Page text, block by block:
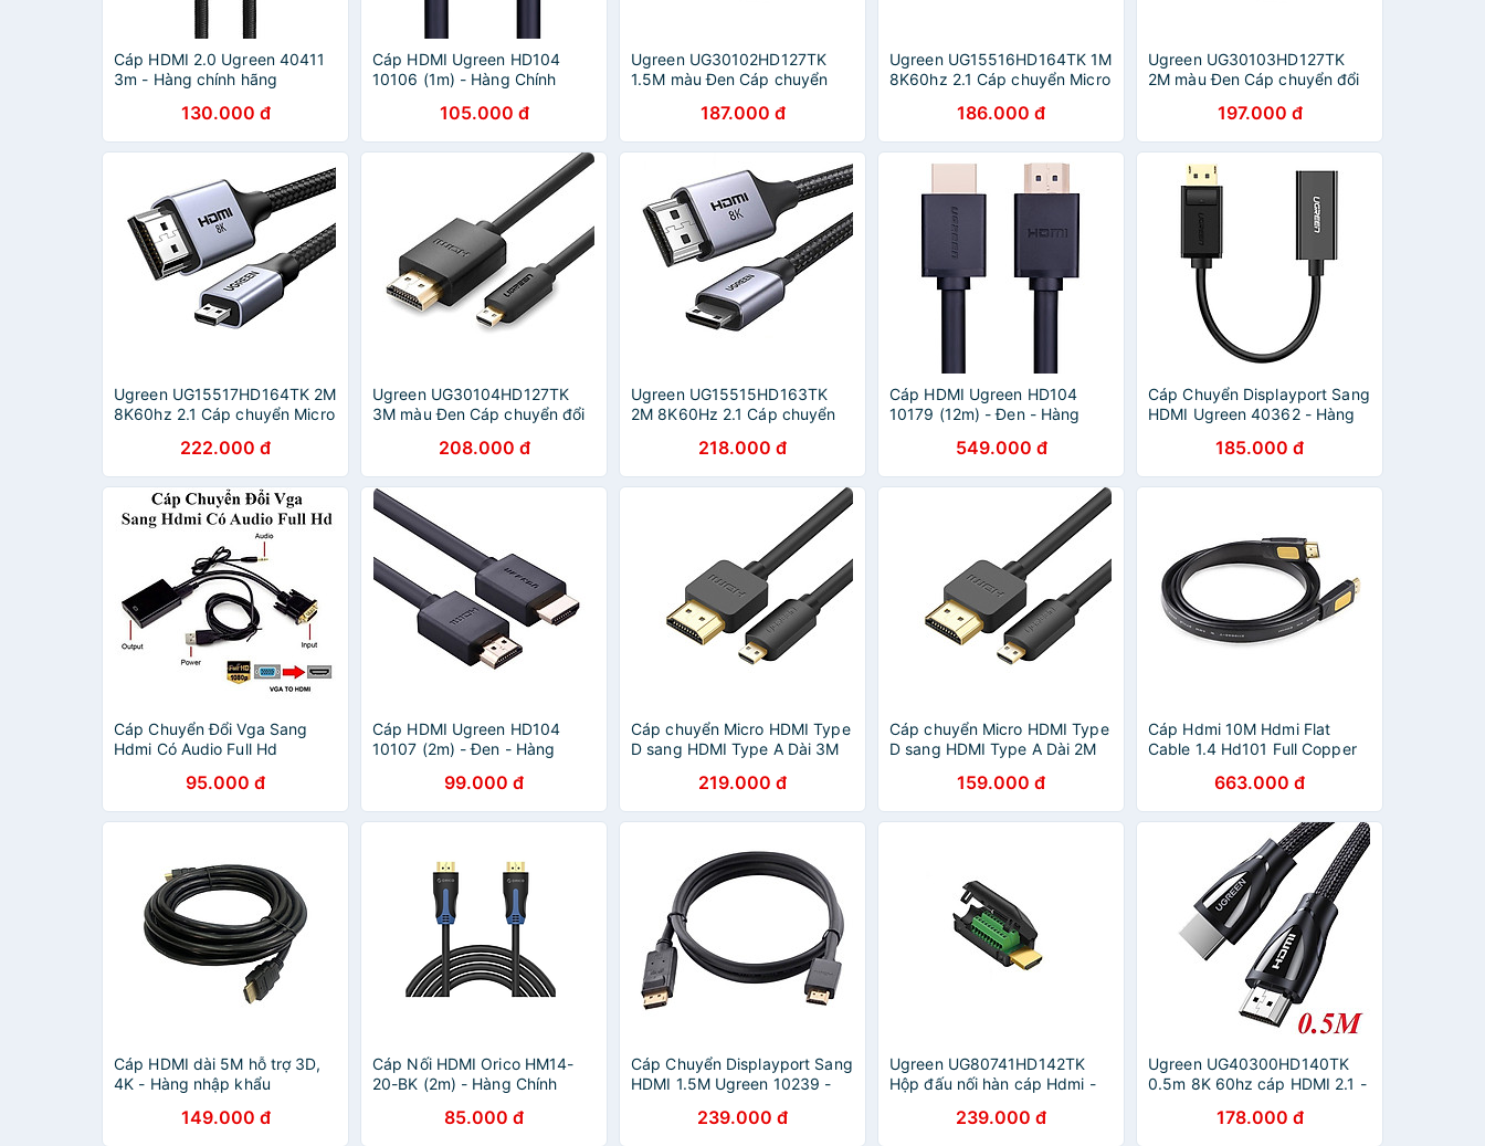
Cáp HDMI 2.0 Ugreen 40411
3m - Hàng chính hãng
130.000 đ
Cáp HDMI Ugreen HD104
10106 (1m) - Hàng Chính
105.000 đ
Ugreen UG30102HD127TK
1.5M màu Đen Cáp chuyển
thuần đồng - HÀNG CHÍNH
HÃNG
187.000 đ
Ugreen UG15516HD164TK 1M
8K60hz 2.1 Cáp chuyển Micro
- HÀNG CHÍNH HÃNG
186.000 đ
Ugreen UG30103HD127TK
2M màu Đen Cáp chuyển đổi
đồng - HÀNG CHÍNH HÃNG
197.000 đ
Ugreen UG15517HD164TK 2M
8K60hz 2.1 Cáp chuyển Micro
- HÀNG CHÍNH HÃNG
222.000 đ
Ugreen UG30104HD127TK
3M màu Đen Cáp chuyển đổi
đồng - HÀNG CHÍNH HÃNG
208.000 đ
Ugreen UG15515HD163TK
2M 8K60Hz 2.1 Cáp chuyển
bọc dù - HÀNG CHÍNH HÃNG
218.000 đ
Cáp HDMI Ugreen HD104
10179 (12m) - Đen - Hàng
549.000 đ
Cáp Chuyển Displayport Sang
HDMI Ugreen 40362 - Hàng
185.000 đ
Cáp Chuyển Đổi Vga Sang
Hdmi Có Audio Full Hd
95.000 đ
Cáp HDMI Ugreen HD104
10107 (2m) - Đen - Hàng
99.000 đ
Cáp chuyển Micro HDMI Type
D sang HDMI Type A Dài 3M
chính hãng219.000 đ
Cáp chuyển Micro HDMI Type
D sang HDMI Type A Dài 2M
chính hãng159.000 đ
Cáp Hdmi 10M Hdmi Flat
Cable 1.4 Hd101 Full Copper
Hàng Chính Hãng )
663.000 đ
Cáp HDMI dài 5M hỗ trợ 3D,
4K - Hàng nhập khẩu
149.000 đ
Cáp Nối HDMI Orico HM14-
20-BK (2m) - Hàng Chính
85.000 đ
Cáp Chuyển Displayport Sang
HDMI 1.5M Ugreen 10239 -
239.000 đ
Ugreen UG80741HD142TK
Hộp đấu nối hàn cáp Hdmi -
239.000 đ
Ugreen UG40300HD140TK
0.5m 8K 60hz cáp HDMI 2.1 -
178.000 đ